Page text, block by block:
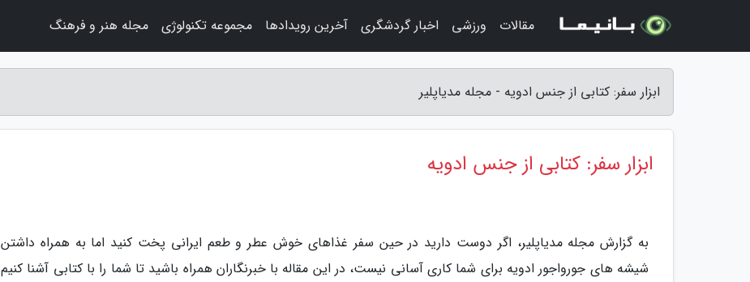
ابزار سفر: کتابی از جنس ادویه - مجله مدیاپلیر
ابزار سفر: کتابی از جنس ادویه
به گزارش مجله مدیاپلیر، اگر دوست دارید در حین سفر غذاهای خوش عطر و طعم ایرانی پخت کنید اما به همراه داشتن
شیشه های جورواجور ادویه برای شما کاری آسانی نیست، در این مقاله با خبرنگاران همراه باشید تا شما را با کتابی آشنا کنیم
مقالات ورزشی اخبار گردشگری آخرین رویدادها مجموعه تکنولوژی مجله هنر و فرهنگ